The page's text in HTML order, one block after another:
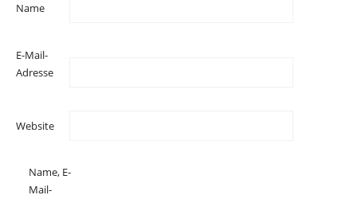
Name
E-Mail-
Adresse
Website
Name, E-
Mail-